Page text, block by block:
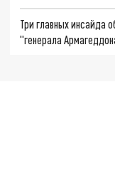
Три главных инсайда
"генерала